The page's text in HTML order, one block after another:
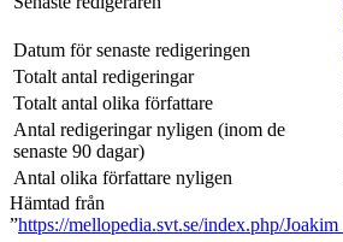
Datum för senaste redigeringen
Totalt antal redigeringar
Totalt antal olika författare
Antal redigeringar nyligen (inom de
senaste 90 dagar)
Antal olika författare nyligen
Hämtad från
”https://mellopedia.svt.se/index.php/